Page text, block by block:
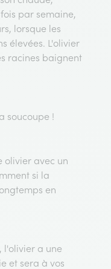
par semaine,
lorsque les
élevées. L'olivier
racines baignent
soucoupe !
olivier avec un
si la
en
l'olivier a une
et sera à vos